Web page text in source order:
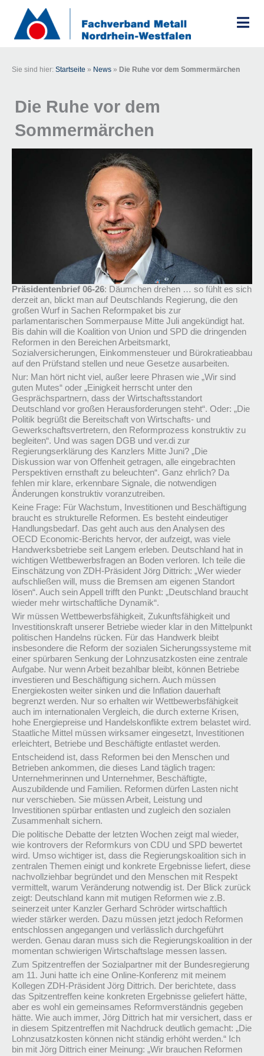
springen
Sie sind hier: Startseite » News » Die Ruhe vor dem Sommermärchen
Die Ruhe vor dem
Sommermärchen
Präsidentenbrief 06-26: Däumchen drehen … so fühlt es sich
derzeit an, blickt man auf Deutschlands Regierung, die den
großen Wurf in Sachen Reformpaket bis zur
parlamentarischen Sommerpause Mitte Juli angekündigt hat.
Bis dahin will die Koalition von Union und SPD die dringenden
Reformen in den Bereichen Arbeitsmarkt,
Sozialversicherungen, Einkommensteuer und Bürokratieabbau
auf den Prüfstand stellen und neue Gesetze ausarbeiten.
Nur: Man hört nicht viel, außer leere Phrasen wie „Wir sind
guten Mutes“ oder „Einigkeit herrscht unter den
Gesprächspartnern, dass der Wirtschaftsstandort
Deutschland vor großen Herausforderungen steht“. Oder: „Die
Politik begrüßt die Bereitschaft von Wirtschafts- und
Gewerkschaftsvertretern, den Reformprozess konstruktiv zu
begleiten“. Und was sagen DGB und ver.di zur
Regierungserklärung des Kanzlers Mitte Juni? „Die
Diskussion war von Offenheit getragen, alle eingebrachten
Perspektiven ernsthaft zu beleuchten“. Ganz ehrlich? Da
fehlen mir klare, erkennbare Signale, die notwendigen
Änderungen konstruktiv voranzutreiben.
Keine Frage: Für Wachstum, Investitionen und Beschäftigung
braucht es strukturelle Reformen. Es besteht eindeutiger
Handlungsbedarf. Das geht auch aus den Analysen des
OECD Economic-Berichts hervor, der aufzeigt, was viele
Handwerksbetriebe seit Langem erleben. Deutschland hat in
wichtigen Wettbewerbsfragen an Boden verloren. Ich teile die
Einschätzung von ZDH-Präsident Jörg Dittrich: „Wer wieder
aufschließen will, muss die Bremsen am eigenen Standort
lösen“. Auch sein Appell trifft den Punkt: „Deutschland braucht
wieder mehr wirtschaftliche Dynamik“.
Wir müssen Wettbewerbsfähigkeit, Zukunftsfähigkeit und
Investitionskraft unserer Betriebe wieder klar in den Mittelpunkt
politischen Handelns rücken. Für das Handwerk bleibt
insbesondere die Reform der sozialen Sicherungssysteme mit
einer spürbaren Senkung der Lohnzusatzkosten eine zentrale
Aufgabe. Nur wenn Arbeit bezahlbar bleibt, können Betriebe
investieren und Beschäftigung sichern. Auch müssen
Energiekosten weiter sinken und die Inflation dauerhaft
begrenzt werden. Nur so erhalten wir Wettbewerbsfähigkeit
auch im internationalen Vergleich, die durch externe Krisen,
hohe Energiepreise und Handelskonflikte extrem belastet wird.
Staatliche Mittel müssen wirksamer eingesetzt, Investitionen
erleichtert, Betriebe und Beschäftigte entlastet werden.
Entscheidend ist, dass Reformen bei den Menschen und
Betrieben ankommen, die dieses Land täglich tragen:
Unternehmerinnen und Unternehmer, Beschäftigte,
Auszubildende und Familien. Reformen dürfen Lasten nicht
nur verschieben. Sie müssen Arbeit, Leistung und
Investitionen spürbar entlasten und zugleich den sozialen
Zusammenhalt sichern.
Die politische Debatte der letzten Wochen zeigt mal wieder,
wie kontrovers der Reformkurs von CDU und SPD bewertet
wird. Umso wichtiger ist, dass die Regierungskoalition sich in
zentralen Themen einigt und konkrete Ergebnisse liefert, diese
nachvollziehbar begründet und den Menschen mit Respekt
vermittelt, warum Veränderung notwendig ist. Der Blick zurück
zeigt: Deutschland kann mit mutigen Reformen wie z.B.
seinerzeit unter Kanzler Gerhard Schröder wirtschaftlich
wieder stärker werden. Dazu müssen jetzt jedoch Reformen
entschlossen angegangen und verlässlich durchgeführt
werden. Genau daran muss sich die Regierungskoalition in der
momentan schwierigen Wirtschaftslage messen lassen.
Zum Spitzentreffen der Sozialpartner mit der Bundesregierung
am 11. Juni hatte ich eine Online-Konferenz mit meinem
Kollegen ZDH-Präsident Jörg Dittrich. Der berichtete, dass
das Spitzentreffen keine konkreten Ergebnisse geliefert hätte,
aber es wohl ein gemeinsames Reformverständnis gegeben
hätte. Wie auch immer, Jörg Dittrich hat mir versichert, dass er
in diesem Spitzentreffen mit Nachdruck deutlich gemacht: „Die
Lohnzusatzkosten können nicht ständig erhöht werden.“ Ich
bin mit Jörg Dittrich einer Meinung: „Wir brauchen Reformen